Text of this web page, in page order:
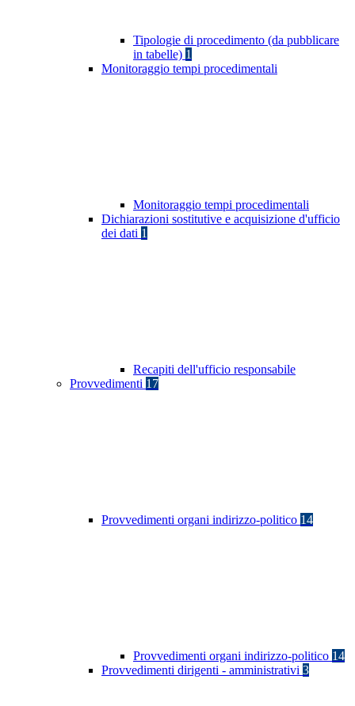
Tipologie di procedimento (da pubblicare
in tabelle) 1
Monitoraggio tempi procedimentali
Monitoraggio tempi procedimentali
Dichiarazioni sostitutive e acquisizione d'ufficio
dei dati 1
Recapiti dell'ufficio responsabile
Provvedimenti 17
Provvedimenti organi indirizzo-politico 14
Provvedimenti organi indirizzo-politico 14
Provvedimenti dirigenti - amministrativi 3